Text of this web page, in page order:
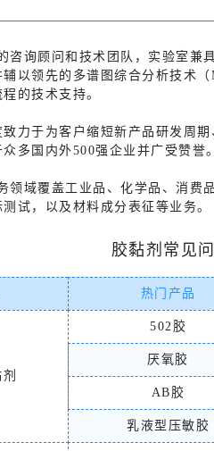
咨询顾问和技术团队，实验室兼
以领先的多谱图综合分析技术
的技术支持。
力于为客户缩短新产品研发周
多国内外500强企业并广受赞誉。
领域覆盖工业品、化学品、消费
试，以及材料成分表征等业务。
胶黏剂常见
热门产品
502胶
厌氧胶
AB胶
乳液型压敏胶